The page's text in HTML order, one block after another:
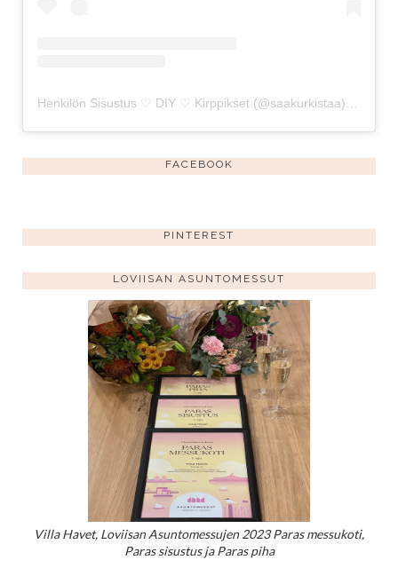
Henkilön Sisustus ♡ DIY ♡ Kirppikset (@saakurkistaa) jakama julkaisu
FACEBOOK
PINTEREST
LOVIISAN ASUNTOMESSUT
Villa Havet, Loviisan Asuntomessujen 2023 Paras messukoti,
Paras sisustus ja Paras piha